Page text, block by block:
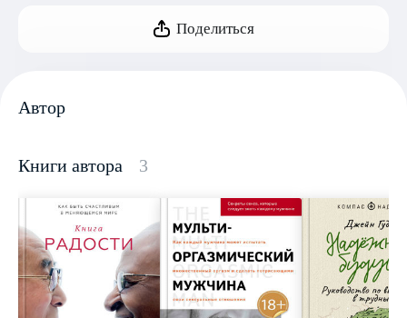
Поделиться
Автор
Книги автора 3